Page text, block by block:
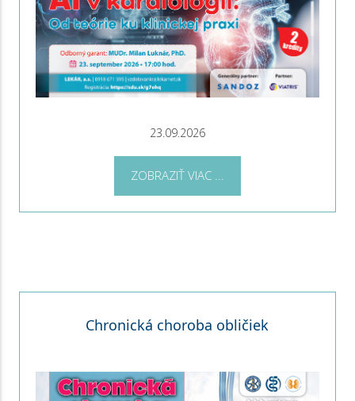
23.09.2026
ZOBRAZIŤ VIAC ...
Chronická choroba obličiek